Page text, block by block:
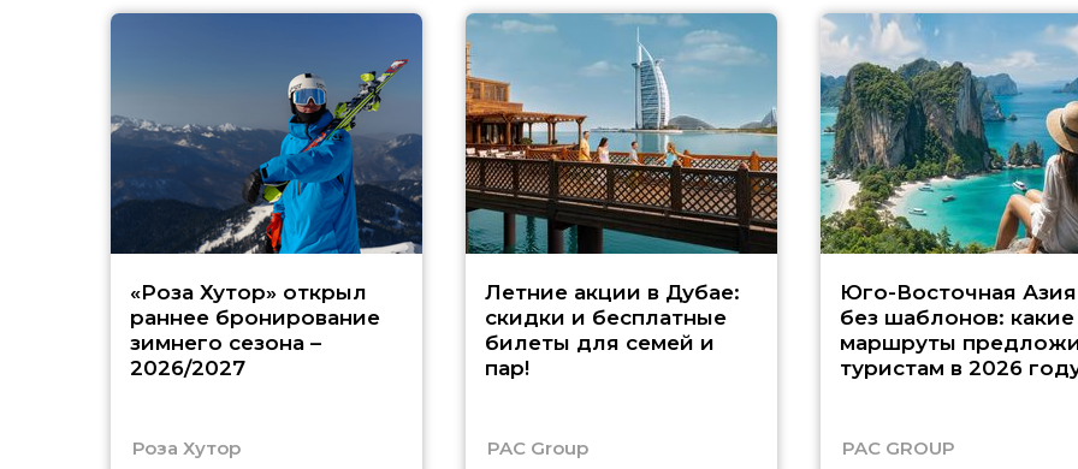
«Роза Хутор» открыл
раннее бронирование
зимнего сезона –
2026/2027
Роза Хутор
Летние акции в Дубае:
скидки и бесплатные
билеты для семей и
пар!
PAC Group
Юго-Восточная Азия
без шаблонов: какие
маршруты
туристам в 2026
PAC GROUP